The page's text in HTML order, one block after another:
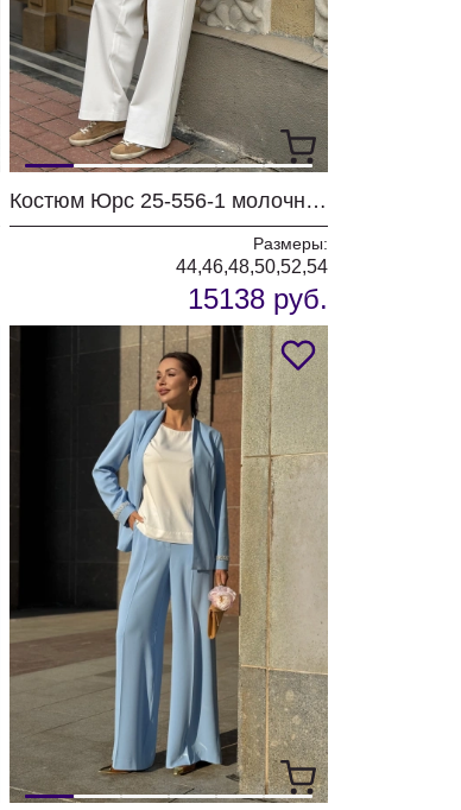
Костюм Юрс 25-556-1 молочный
Размеры:
44,46,48,50,52,54
15138 руб.